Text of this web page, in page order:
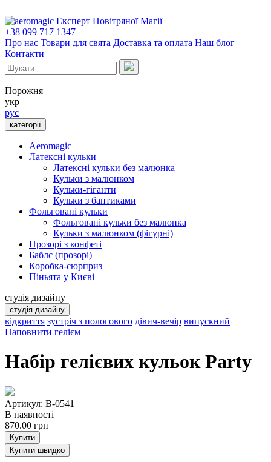
Експерт Повітряної Магії
+38 099 717 1347
Про нас Товари для свята Доставка та оплата Наш блог
Контакти
Порожня
укр
рус
категорії
Aeromagic
Латексні кульки
Латексні кульки без малюнка
Кульки з малюнком
Кульки-гіганти
Кульки з бантиками
Фольговані кульки
Фольговані кульки без малюнка
Кульки з малюнком (фігурні)
Прозорі з конфеті
Баблс (прозорі)
Коробка-сюрприз
Піньята у Києві
студія дизайну
студія дизайну
відкриття зустріч з пологового дівич-вечір випускний
Наповнити гелієм
Набір гелієвих кульок Party
Артикул: B-0541
В наявності
870.00 грн
Купити
Купити швидко